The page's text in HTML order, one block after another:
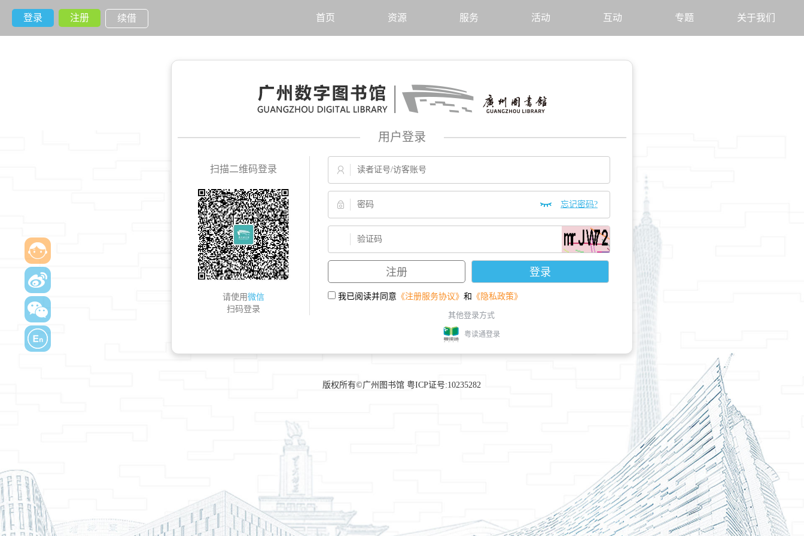
用户登录
扫描二维码登录
请使用微信
扫码登录
忘记密码?
我已阅读并同意 《注册服务协议》 和 《隐私政策》
其他登录方式
粤读通登录
登录 注册 续借 首页 资源 服务 活动 互动 专题 关于我们
版权所有©广州图书馆 粤ICP证号:10235282